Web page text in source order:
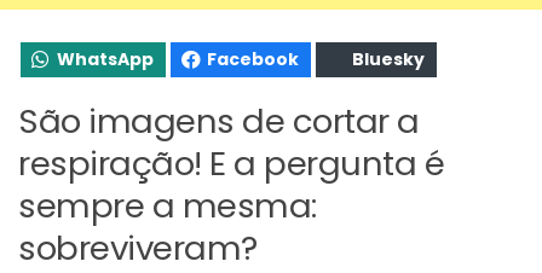
WhatsApp Facebook Bluesky
São imagens de cortar a
respiração! E a pergunta é
sempre a mesma:
sobreviveram?